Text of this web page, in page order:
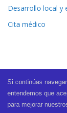
Desarrollo local y
Cita médico
Copyright © 2026
Theme:
ColorMag
Si continúas
entendemos que
para mejorar